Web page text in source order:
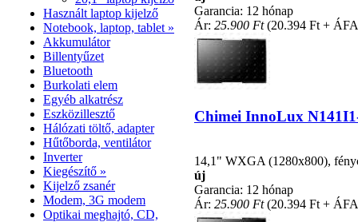
Használt laptop kijelző
Notebook, laptop, tablet »
Akkumulátor
Billentyűzet
Bluetooth
Burkolati elem
Egyéb alkatrész
Eszközillesztő
Hálózati töltő, adapter
Hűtőborda, ventilátor
Inverter
Kiegészítő »
Kijelző zsanér
Modem, 3G modem
Optikai meghajtó, CD,
Garancia: 12 hónap
Ár: 25.900 Ft(20.394 Ft +
Chimei InnoLux
14,1" WXGA (1280x800),
új
Garancia: 12 hónap
Ár: 25.900 Ft(20.394 Ft +